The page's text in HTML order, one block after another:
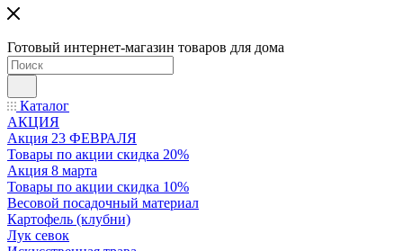
Готовый интернет-магазин товаров для дома
Каталог
АКЦИЯ
Акция 23 ФЕВРАЛЯ
Товары по акции скидка 20%
Акция 8 марта
Товары по акции скидка 10%
Весовой посадочный материал
Картофель (клубни)
Лук севок